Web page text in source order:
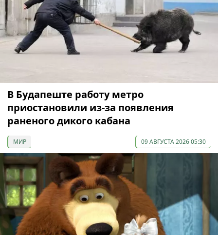
В Будапеште работу метро
приостановили из-за появления
раненого дикого кабана
МИР 09 АВГУСТА 2026 05:30